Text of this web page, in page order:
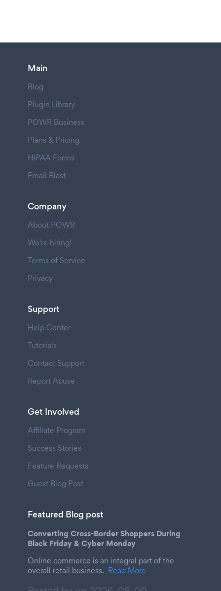
Main
Blog
Plugin Library
POWR Business
Plans & Pricing
HIPAA Forms
Email Blast
Company
About POWR
We're hiring!
Terms of Service
Privacy
Support
Help Center
Tutorials
Contact Support
Report Abuse
Get Involved
Affiliate Program
Success Stories
Feature Requests
Guest Blog Post
Featured Blog post
Converting Cross-Border Shoppers During
Black Friday & Cyber Monday
Online commerce is an integral part of the
overall retail business. Read More